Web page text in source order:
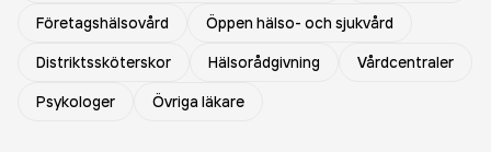
Företagshälsovård
Öppen hälso- och sjukvård
Distriktssköterskor
Hälsorådgivning
Vårdcentraler
Psykologer
Övriga läkare